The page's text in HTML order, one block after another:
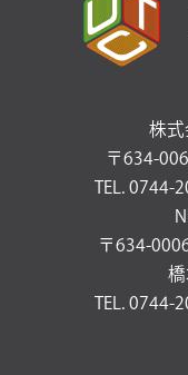
株式
〒634-
TEL. 0744-
〒634-
TEL. 0744-